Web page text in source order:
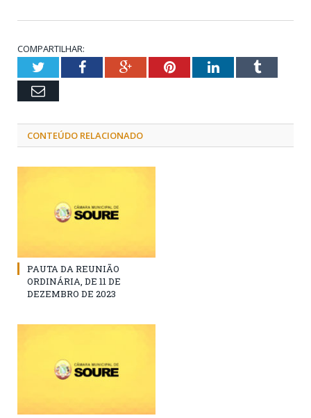
COMPARTILHAR:
TwitterFacebookGoogle+PinterestLinkedInTumblr
Email
CONTEÚDO RELACIONADO
PAUTA DA REUNIÃO
ORDINÁRIA, DE 11 DE
DEZEMBRO DE 2023